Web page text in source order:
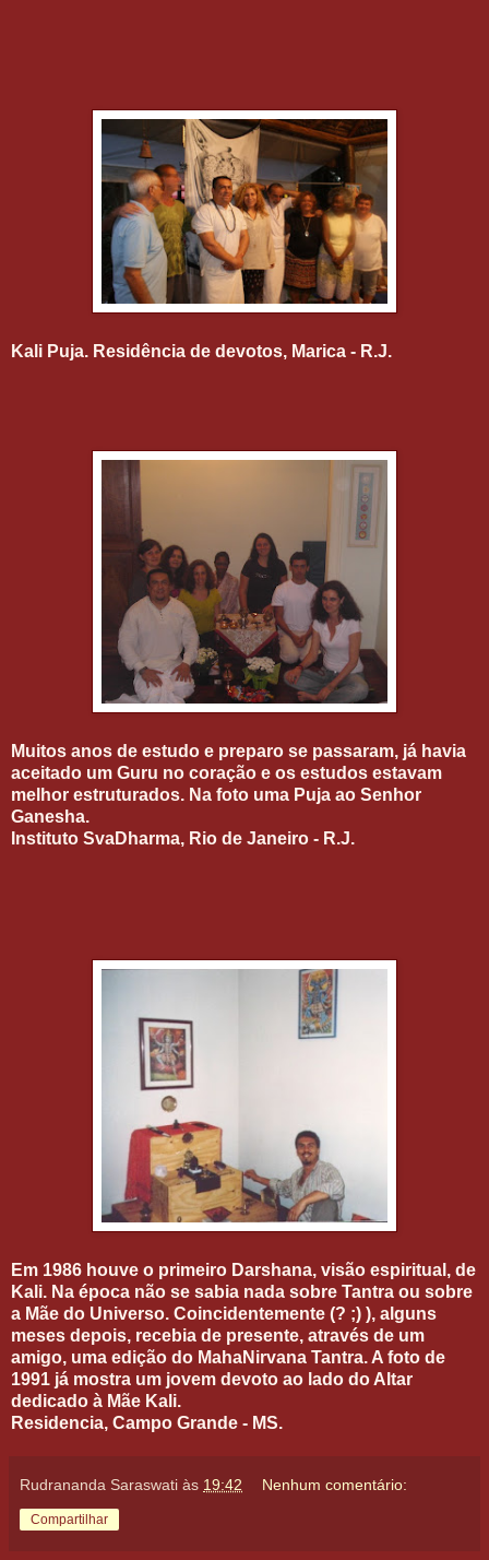
Kali Puja. Residência de devotos, Marica - R.J.
Muitos anos de estudo e preparo se passaram, já havia
aceitado um Guru no coração e os estudos estavam
melhor estruturados. Na foto uma Puja ao Senhor
Ganesha.
Instituto SvaDharma, Rio de Janeiro - R.J.
Em 1986 houve o primeiro Darshana, visão espiritual, de
Kali. Na época não se sabia nada sobre Tantra ou sobre
a Mãe do Universo. Coincidentemente (? ;) ), alguns
meses depois, recebia de presente, através de um
amigo, uma edição do MahaNirvana Tantra. A foto de
1991 já mostra um jovem devoto ao lado do Altar
dedicado à Mãe Kali.
Residencia, Campo Grande - MS.
Rudrananda Saraswati às 19:42 Nenhum comentário:
Compartilhar